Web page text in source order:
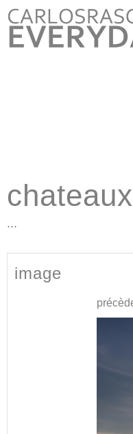
...
image